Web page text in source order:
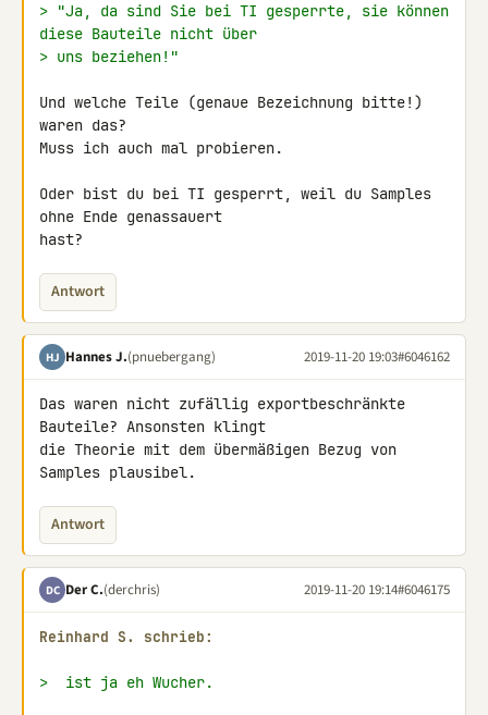
> "Ja, da sind Sie bei TI gesperrte, sie können
diese Bauteile nicht über
> uns beziehen!"
Und welche Teile (genaue Bezeichnung bitte!)
waren das?
Muss ich auch mal probieren.
Oder bist du bei TI gesperrt, weil du Samples
ohne Ende genassauert
hast?
Antwort
HJ Hannes J.(pnuebergang) 2019-11-20 19:03#6046162
Das waren nicht zufällig exportbeschränkte
Bauteile? Ansonsten klingt
die Theorie mit dem übermäßigen Bezug von
Samples plausibel.
Antwort
DC Der C.(derchris) 2019-11-20 19:14#6046175
Reinhard S. schrieb:
>  ist ja eh Wucher.